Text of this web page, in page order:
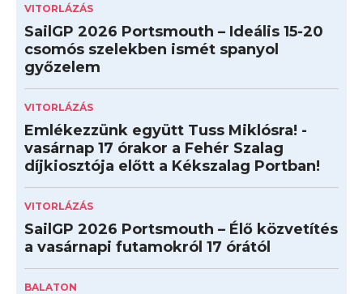
VITORLÁZÁS
SailGP 2026 Portsmouth – Ideális 15-20
csomós szelekben ismét spanyol
győzelem
VITORLÁZÁS
Emlékezzünk együtt Tuss Miklósra! -
vasárnap 17 órakor a Fehér Szalag
díjkiosztója előtt a Kékszalag Portban!
VITORLÁZÁS
SailGP 2026 Portsmouth – Élő közvetítés
a vasárnapi futamokról 17 órától
BALATON